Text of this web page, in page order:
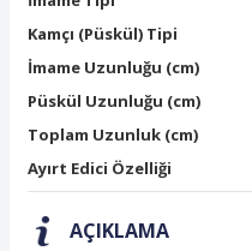
Kamçı (Püskül) Tipi
İmame Uzunluğu (cm)
Püskül Uzunluğu (cm)
Toplam Uzunluk (cm)
Ayırt Edici Özelliği
AÇIKLAMA